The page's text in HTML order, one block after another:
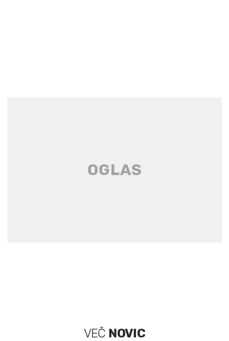
VEČ NOVIC